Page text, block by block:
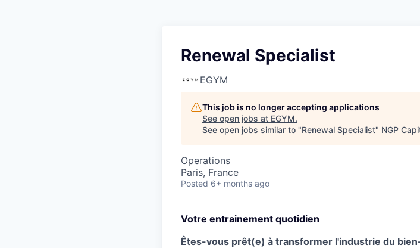
Renewal Specialist
EGYM
This job is no longer accepting applications
See open jobs at EGYM.
See open jobs similar to "Renewal Specialist" NGP
Operations
Paris, France
Posted 6+ months ago
Votre entrainement quotidien
Êtes-vous prêt(e) à transformer l'industrie du